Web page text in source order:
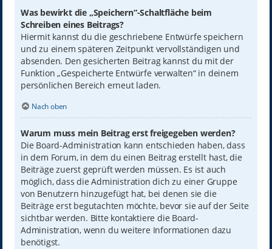
Was bewirkt die „Speichern“-Schaltfläche beim
Schreiben eines Beitrags?
Hiermit kannst du die geschriebene Entwürfe speichern
und zu einem späteren Zeitpunkt vervollständigen und
absenden. Den gesicherten Beitrag kannst du mit der
Funktion „Gespeicherte Entwürfe verwalten“ in deinem
persönlichen Bereich erneut laden.
Nach oben
Warum muss mein Beitrag erst freigegeben werden?
Die Board-Administration kann entschieden haben, dass
in dem Forum, in dem du einen Beitrag erstellt hast, die
Beiträge zuerst geprüft werden müssen. Es ist auch
möglich, dass die Administration dich zu einer Gruppe
von Benutzern hinzugefügt hat, bei denen sie die
Beiträge erst begutachten möchte, bevor sie auf der Seite
sichtbar werden. Bitte kontaktiere die Board-
Administration, wenn du weitere Informationen dazu
benötigst.